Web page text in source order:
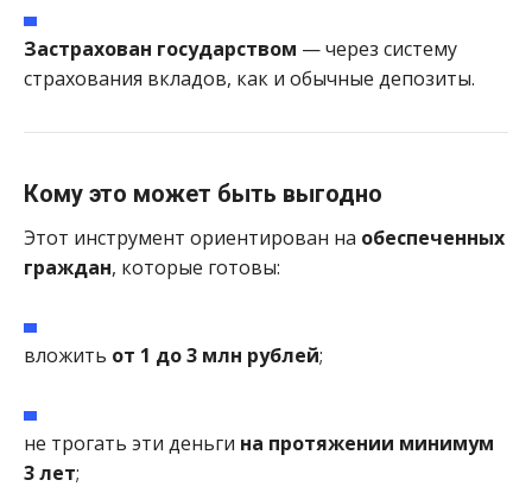
Застрахован государством — через систему
страхования вкладов, как и обычные депозиты.
Кому это может быть выгодно
Этот инструмент ориентирован на обеспеченных
граждан, которые готовы:
вложить от 1 до 3 млн рублей;
не трогать эти деньги на протяжении минимум
3 лет;